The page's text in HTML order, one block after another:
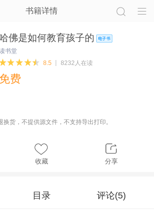
书籍详情
哈佛是如何教育孩子的
书堂
8.5
8232人在读
免费
货，不提供源文件，不支持导出打印。
收藏 分享
目录 评论(5)